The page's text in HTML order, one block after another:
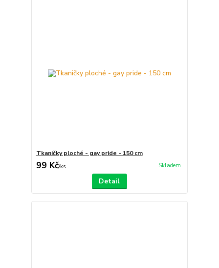
Tkaničky ploché - gay pride - 150 cm
99 Kč/ks Skladem
Detail